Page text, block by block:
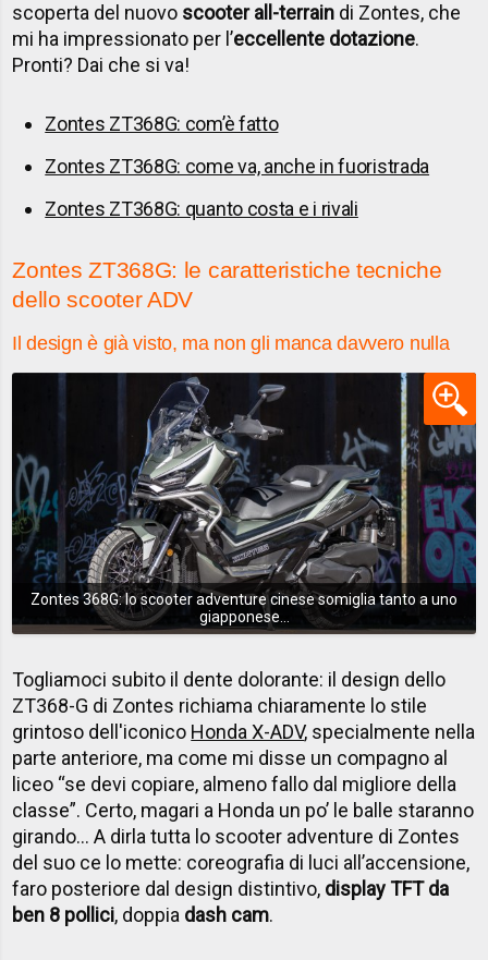
scoperta del nuovo scooter all-terrain di Zontes, che
mi ha impressionato per l’eccellente dotazione.
Pronti? Dai che si va!
Zontes ZT368G: com’è fatto
Zontes ZT368G: come va, anche in fuoristrada
Zontes ZT368G: quanto costa e i rivali
Zontes ZT368G: le caratteristiche tecniche
dello scooter ADV
Il design è già visto, ma non gli manca davvero nulla
Zontes 368G: lo scooter adventure cinese somiglia tanto a uno
giapponese...
Togliamoci subito il dente dolorante: il design dello
ZT368-G di Zontes richiama chiaramente lo stile
grintoso dell'iconico Honda X-ADV, specialmente nella
parte anteriore, ma come mi disse un compagno al
liceo “se devi copiare, almeno fallo dal migliore della
classe”. Certo, magari a Honda un po’ le balle staranno
girando… A dirla tutta lo scooter adventure di Zontes
del suo ce lo mette: coreografia di luci all’accensione,
faro posteriore dal design distintivo, display TFT da
ben 8 pollici, doppia dash cam.